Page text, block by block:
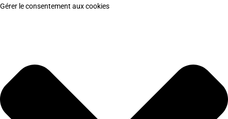
Gérer le consentement aux cookies